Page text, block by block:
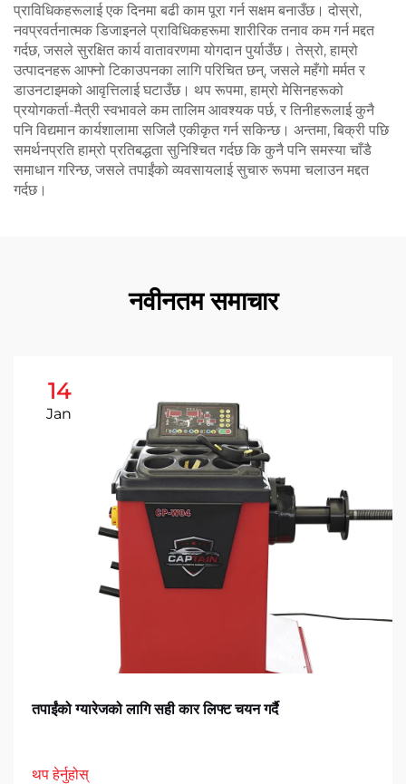
प्राविधिकहरूलाई एक दिनमा बढी काम पूरा गर्न सक्षम बनाउँछ। दोस्रो,
नवप्रवर्तनात्मक डिजाइनले प्राविधिकहरूमा शारीरिक तनाव कम गर्न मद्दत
गर्दछ, जसले सुरक्षित कार्य वातावरणमा योगदान पुर्याउँछ। तेस्रो, हाम्रो
उत्पादनहरू आफ्नो टिकाउपनका लागि परिचित छन्, जसले महँगो मर्मत र
डाउनटाइमको आवृत्तिलाई घटाउँछ। थप रूपमा, हाम्रो मेसिनहरूको
प्रयोगकर्ता-मैत्री स्वभावले कम तालिम आवश्यक पर्छ, र तिनीहरूलाई कुनै
पनि विद्यमान कार्यशालामा सजिलै एकीकृत गर्न सकिन्छ। अन्तमा, बिक्री पछि
समर्थनप्रति हाम्रो प्रतिबद्धता सुनिश्चित गर्दछ कि कुनै पनि समस्या चाँडै
समाधान गरिन्छ, जसले तपाईंको व्यवसायलाई सुचारु रूपमा चलाउन मद्दत
गर्दछ।
नवीनतम समाचार
14
Jan
तपाईंको ग्यारेजको लागि सही कार लिफ्ट चयन गर्दै
थप हेर्नुहोस्